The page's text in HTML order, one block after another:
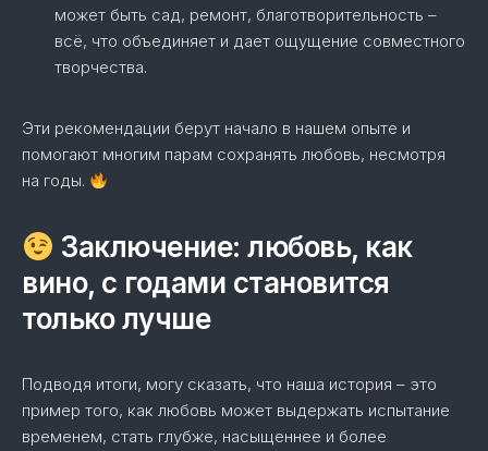
может быть сад, ремонт, благотворительность –
всё, что объединяет и дает ощущение совместного
творчества.
Эти рекомендации берут начало в нашем опыте и
помогают многим парам сохранять любовь, несмотря
на годы.
Заключение: любовь, как
вино, с годами становится
только лучше
Подводя итоги, могу сказать, что наша история – это
пример того, как любовь может выдержать испытание
временем, стать глубже, насыщеннее и более